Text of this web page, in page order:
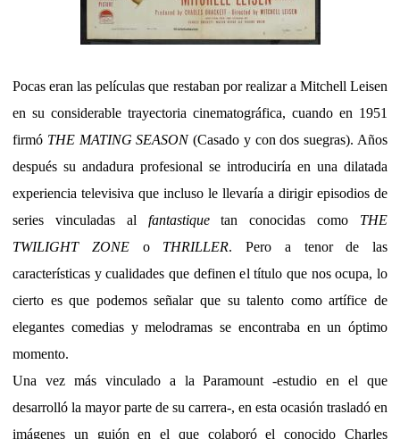
Pocas eran las películas que restaban por realizar a Mitchell Leisen
en su considerable trayectoria cinematográfica, cuando en 1951
firmó THE MATING SEASON(Casado y con dos suegras). Años
después su andadura profesional se introduciría en una dilatada
experiencia televisiva que incluso le llevaría a dirigir episodios de
series vinculadas al fantastiquetan conocidas como THE
TWILIGHT ZONEo THRILLER. Pero a tenor de las
características y cualidades que definen el título que nos ocupa, lo
cierto es que podemos señalar que su talento como artífice de
elegantes comedias y melodramas se encontraba en un óptimo
momento.
Una vez más vinculado a la Paramount -estudio en el que
desarrolló la mayor parte de su carrera-, en esta ocasión trasladó en
imágenes un guión en el que colaboró el conocido Charles